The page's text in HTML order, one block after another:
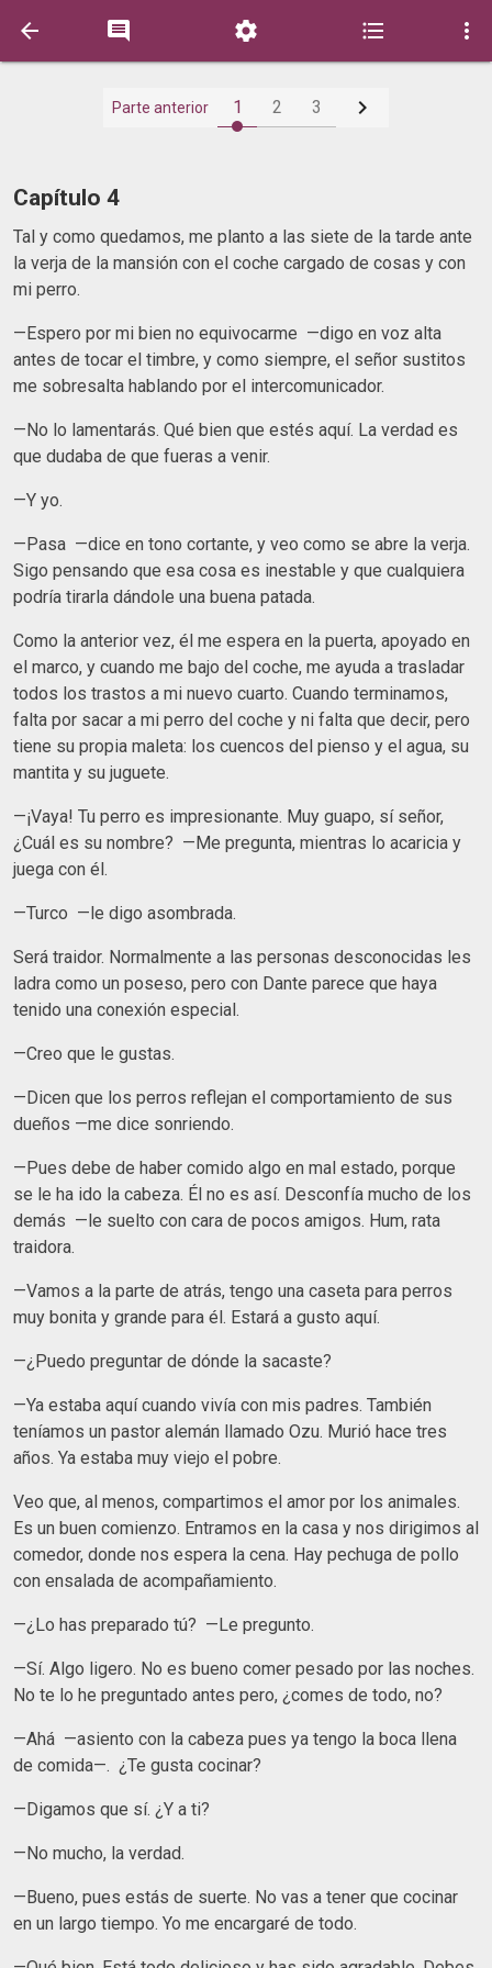
    
Parte anterior 1 2 3 
Capítulo 4
Tal y como quedamos, me planto a las siete de la tarde ante
la verja de la mansión con el coche cargado de cosas y con
mi perro.
—Espero por mi bien no equivocarme —digo en voz alta
antes de tocar el timbre, y como siempre, el señor sustitos
me sobresalta hablando por el intercomunicador.
—No lo lamentarás. Qué bien que estés aquí. La verdad es
que dudaba de que fueras a venir.
—Y yo.
—Pasa —dice en tono cortante, y veo como se abre la verja.
Sigo pensando que esa cosa es inestable y que cualquiera
podría tirarla dándole una buena patada.
Como la anterior vez, él me espera en la puerta, apoyado en
el marco, y cuando me bajo del coche, me ayuda a trasladar
todos los trastos a mi nuevo cuarto. Cuando terminamos,
falta por sacar a mi perro del coche y ni falta que decir, pero
tiene su propia maleta: los cuencos del pienso y el agua, su
mantita y su juguete.
—¡Vaya! Tu perro es impresionante. Muy guapo, sí señor,
¿Cuál es su nombre? —Me pregunta, mientras lo acaricia y
juega con él.
—Turco —le digo asombrada.
Será traidor. Normalmente a las personas desconocidas les
ladra como un poseso, pero con Dante parece que haya
tenido una conexión especial.
—Creo que le gustas.
—Dicen que los perros reflejan el comportamiento de sus
dueños —me dice sonriendo.
—Pues debe de haber comido algo en mal estado, porque
se le ha ido la cabeza. Él no es así. Desconfía mucho de los
demás —le suelto con cara de pocos amigos. Hum, rata
traidora.
—Vamos a la parte de atrás, tengo una caseta para perros
muy bonita y grande para él. Estará a gusto aquí.
—¿Puedo preguntar de dónde la sacaste?
—Ya estaba aquí cuando vivía con mis padres. También
teníamos un pastor alemán llamado Ozu. Murió hace tres
años. Ya estaba muy viejo el pobre.
Veo que, al menos, compartimos el amor por los animales.
Es un buen comienzo. Entramos en la casa y nos dirigimos al
comedor, donde nos espera la cena. Hay pechuga de pollo
con ensalada de acompañamiento.
—¿Lo has preparado tú? —Le pregunto.
—Sí. Algo ligero. No es bueno comer pesado por las noches.
No te lo he preguntado antes pero, ¿comes de todo, no?
—Ahá —asiento con la cabeza pues ya tengo la boca llena
de comida—. ¿Te gusta cocinar?
—Digamos que sí. ¿Y a ti?
—No mucho, la verdad.
—Bueno, pues estás de suerte. No vas a tener que cocinar
en un largo tiempo. Yo me encargaré de todo.